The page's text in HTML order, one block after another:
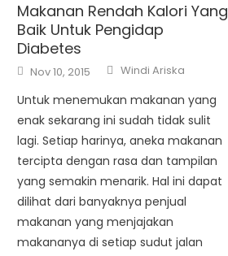
Makanan Rendah Kalori Yang
Baik Untuk Pengidap
Diabetes
Posted
on
Nov 10, 2015 Author
Windi Ariska
Untuk menemukan makanan yang
enak sekarang ini sudah tidak sulit
lagi. Setiap harinya, aneka makanan
tercipta dengan rasa dan tampilan
yang semakin menarik. Hal ini dapat
dilihat dari banyaknya penjual
makanan yang menjajakan
makananya di setiap sudut jalan